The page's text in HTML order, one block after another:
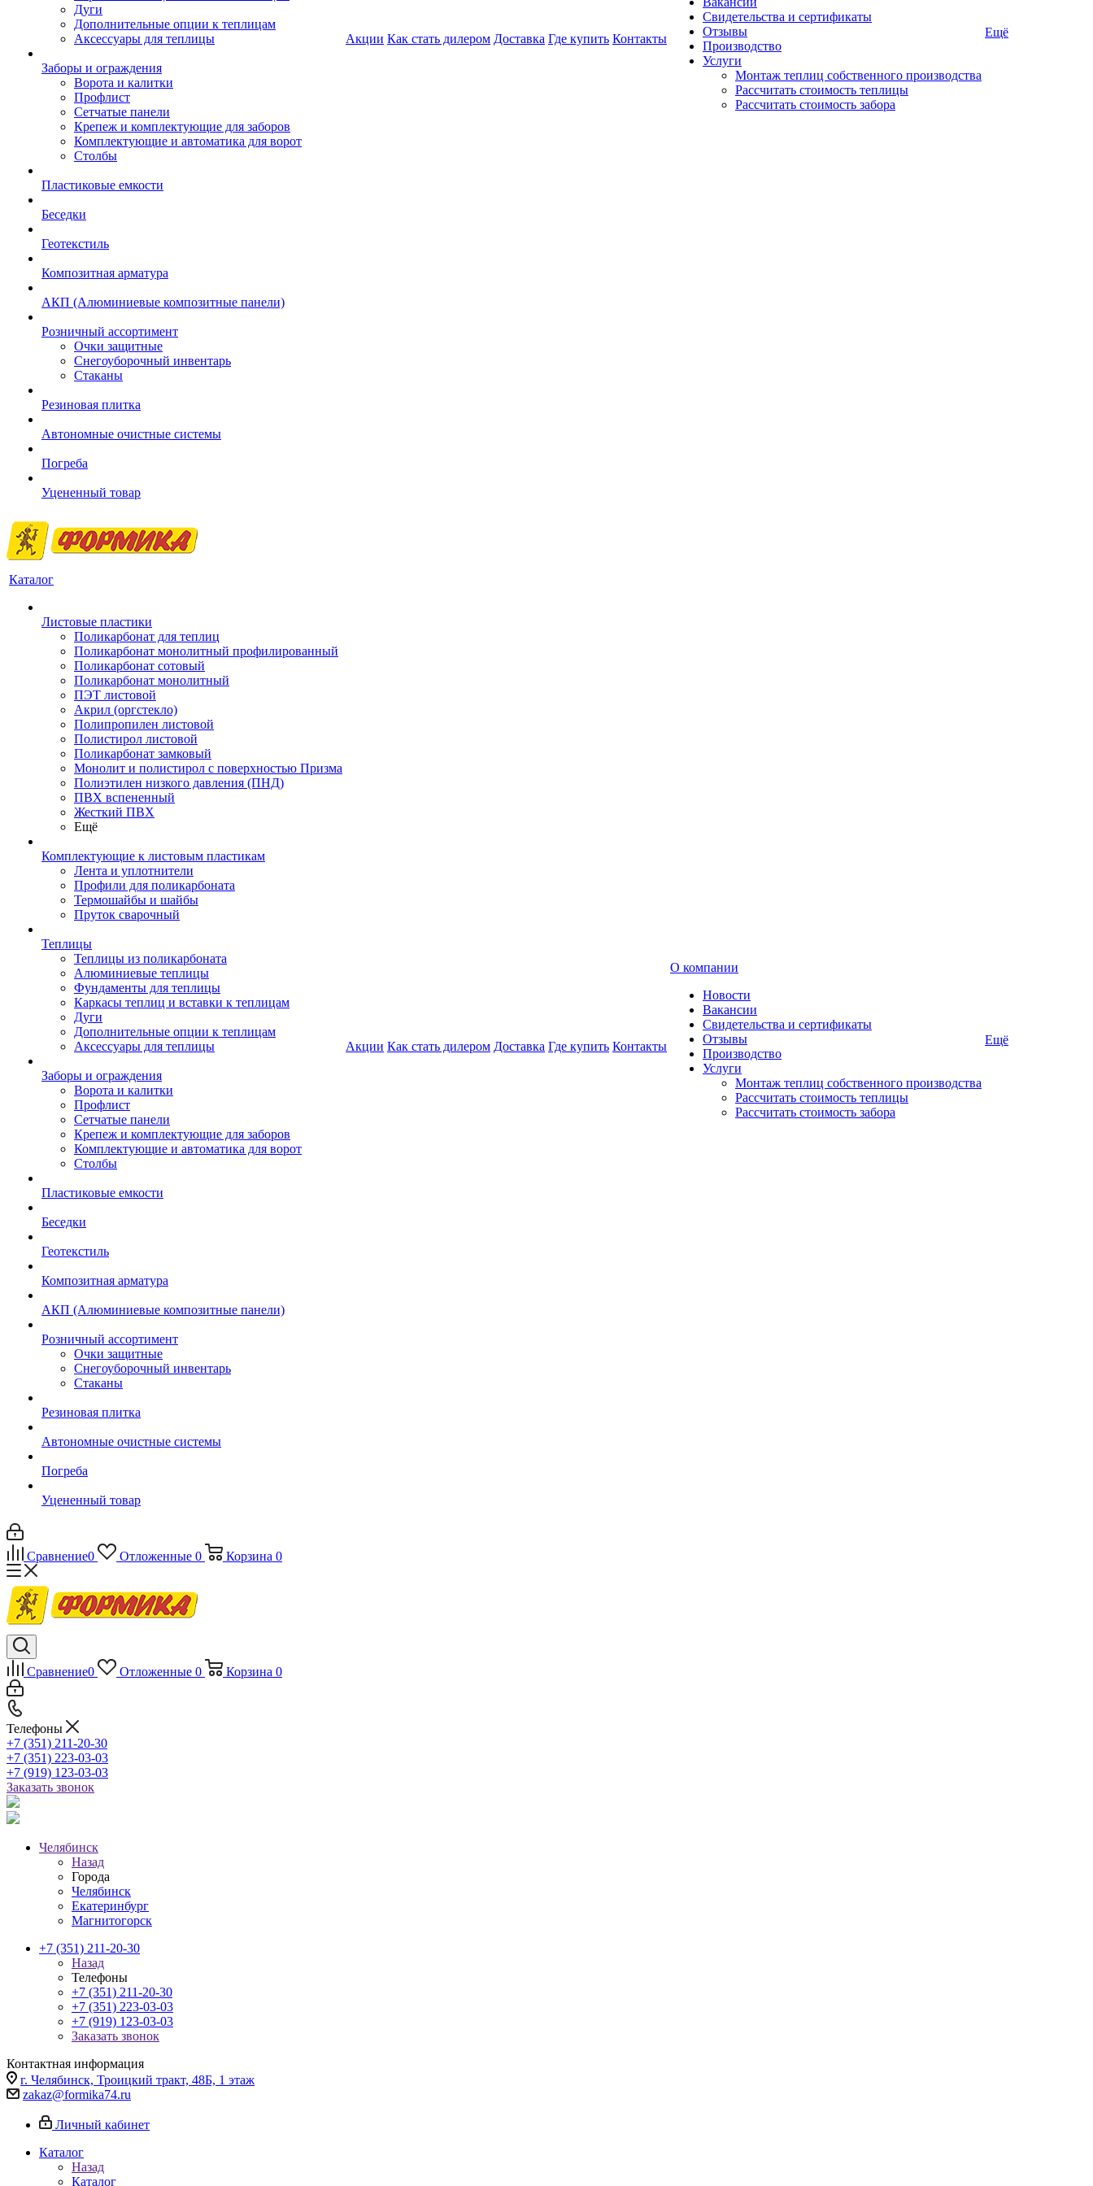
Дуги
Дополнительные опции к теплицам
Аксессуары для теплицы
Заборы и ограждения
Ворота и калитки
Профлист
Сетчатые панели
Крепеж и комплектующие для заборов
Комплектующие и автоматика для ворот
Столбы
Пластиковые емкости
Беседки
Геотекстиль
Композитная арматура
АКП (Алюминиевые композитные панели)
Розничный ассортимент
Очки защитные
Снегоуборочный инвентарь
Стаканы
Резиновая плитка
Автономные очистные системы
Погреба
Уцененный товар
Акции Как стать дилером Доставка Где купить Контакты
Свидетельства и сертификаты
Отзывы
Производство
Услуги
Монтаж теплиц собственного производства
Рассчитать стоимость теплицы
Рассчитать стоимость забора
Ещё
Каталог
Листовые пластики
Поликарбонат для теплиц
Поликарбонат монолитный профилированный
Поликарбонат сотовый
Поликарбонат монолитный
ПЭТ листовой
Акрил (оргстекло)
Полипропилен листовой
Полистирол листовой
Поликарбонат замковый
Монолит и полистирол с поверхностью Призма
Полиэтилен низкого давления (ПНД)
ПВХ вспененный
Жесткий ПВХ
Ещё
Комплектующие к листовым пластикам
Лента и уплотнители
Профили для поликарбоната
Термошайбы и шайбы
Пруток сварочный
Теплицы
Теплицы из поликарбоната
Алюминиевые теплицы
Фундаменты для теплицы
Каркасы теплиц и вставки к теплицам
Дуги
Дополнительные опции к теплицам
Аксессуары для теплицы
Заборы и ограждения
Ворота и калитки
Профлист
Сетчатые панели
Крепеж и комплектующие для заборов
Комплектующие и автоматика для ворот
Столбы
Пластиковые емкости
Беседки
Геотекстиль
Композитная арматура
АКП (Алюминиевые композитные панели)
Розничный ассортимент
Очки защитные
Снегоуборочный инвентарь
Стаканы
Резиновая плитка
Автономные очистные системы
Погреба
Уцененный товар
Акции Как стать дилером Доставка Где купить Контакты
О компании
Новости
Вакансии
Свидетельства и сертификаты
Отзывы
Производство
Услуги
Монтаж теплиц собственного производства
Рассчитать стоимость теплицы
Рассчитать стоимость забора
Ещё
Сравнение0 Отложенные 0 Корзина 0
Сравнение0 Отложенные 0 Корзина 0
Телефоны
+7 (351) 211-20-30
+7 (351) 223-03-03
+7 (919) 123-03-03
Заказать звонок
Челябинск
Назад
Города
Челябинск
Екатеринбург
Магнитогорск
+7 (351) 211-20-30
Назад
Телефоны
+7 (351) 211-20-30
+7 (351) 223-03-03
+7 (919) 123-03-03
Заказать звонок
Контактная информация
г. Челябинск, Троицкий тракт, 48Б, 1 этаж
zakaz@formika74.ru
Личный кабинет
Каталог
Назад
Каталог